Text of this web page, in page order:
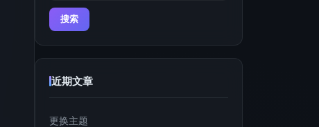
近期文章
更换主题